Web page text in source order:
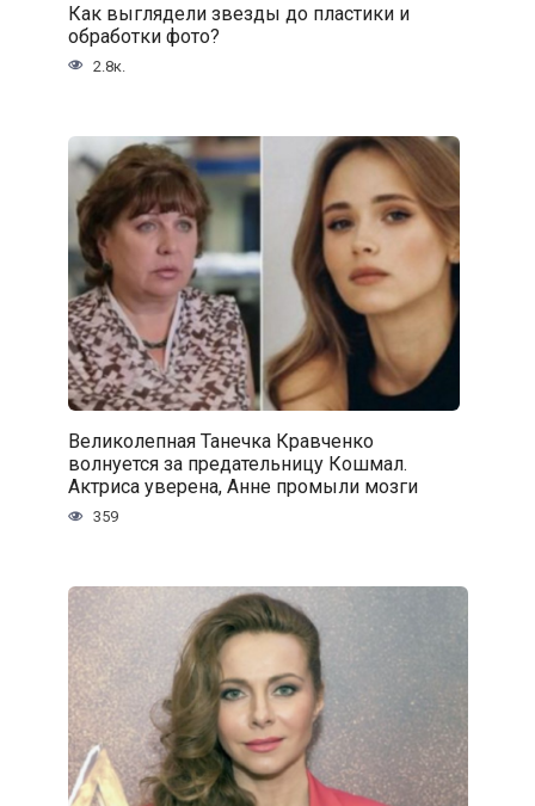
Как выглядели звезды до пластики и
обработки фото?
2.8к.
Великолепная Танечка Кравченко
волнуется за предательницу Кошмал.
Актриса уверена, Анне промыли мозги
359